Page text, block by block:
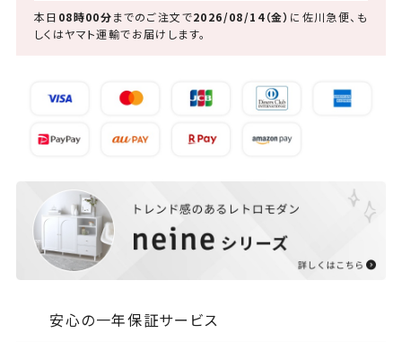
本日 08時00分までのご注文で2026/08/14（金） に 佐川急便、も
しくはヤマト運輸でお届けします。
安心の一年保証サービス